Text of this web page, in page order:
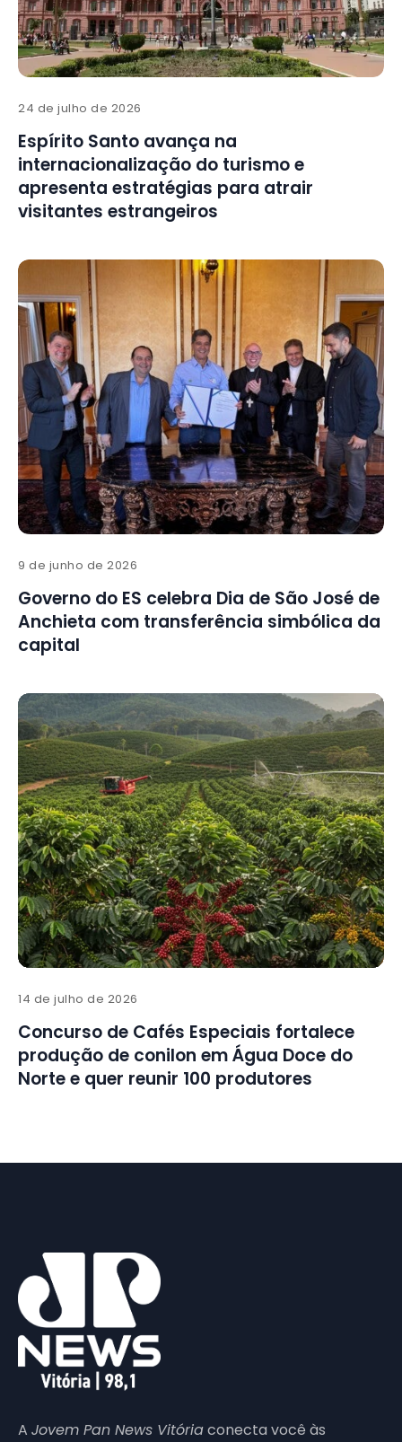
24 de julho de 2026
Espírito Santo avança na
internacionalização do turismo e
apresenta estratégias para atrair
visitantes estrangeiros
9 de junho de 2026
Governo do ES celebra Dia de São José de
Anchieta com transferência simbólica da
capital
14 de julho de 2026
Concurso de Cafés Especiais fortalece
produção de conilon em Água Doce do
Norte e quer reunir 100 produtores
A Jovem Pan News Vitóriaconecta você às